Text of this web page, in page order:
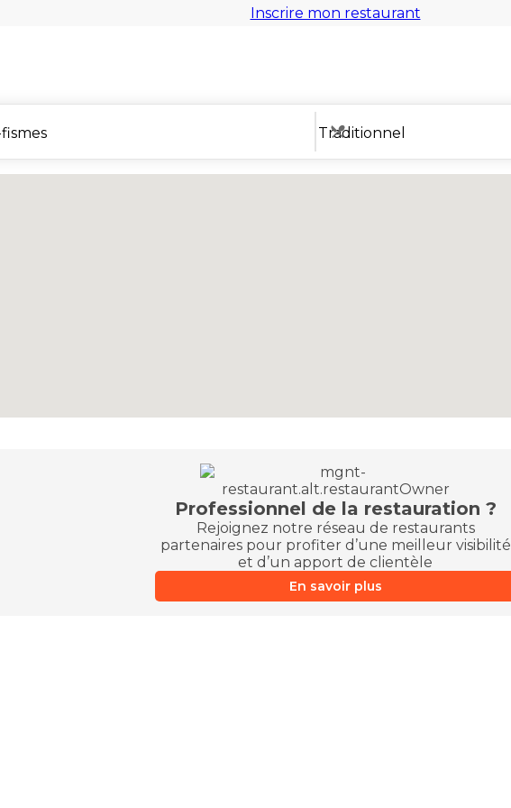
Inscrire mon restaurant
Professionnel de la restauration ?
Rejoignez notre réseau de restaurants
partenaires pour profiter d’une meilleur visibilité
et d’un apport de clientèle
En savoir plus